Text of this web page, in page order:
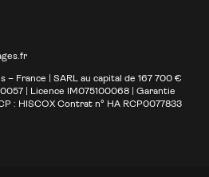
– France | SARL au capital de 167 700 €
| Licence IM075100068 | Garantie
: HISCOX Contrat n° HA RCP0077833